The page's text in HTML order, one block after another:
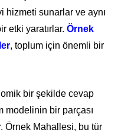
hizmeti sunarlar ve aynı
etki yaratırlar. Örnek
, toplum için önemli bir
bir şekilde cevap
modelinin bir parçası
Örnek Mahallesi, bu tür